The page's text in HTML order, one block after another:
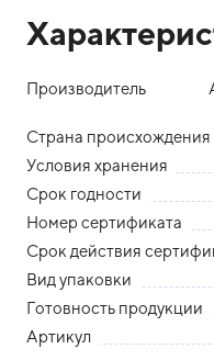
Производитель
Страна происхождения
Условия хранения
Срок годности
Номер сертификата
Срок действия
Вид упаковки
Готовность продукции
Артикул